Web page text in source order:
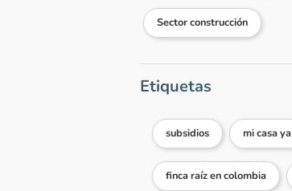
Sector construcción
Etiquetas
subsidios mi casa ya
finca raíz en colombia